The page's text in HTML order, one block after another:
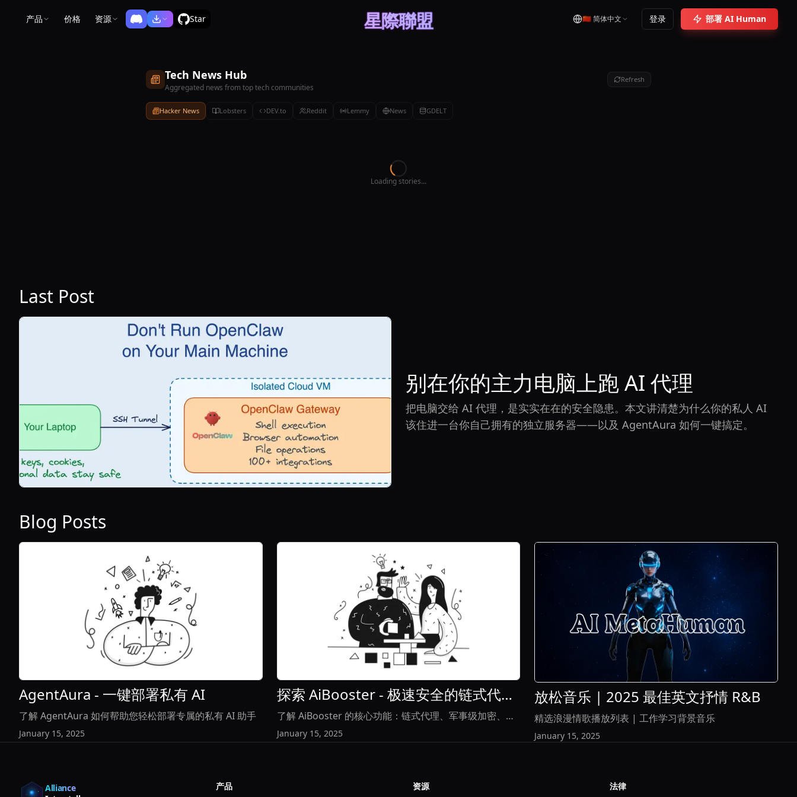
产品 价格 资源 Star 星際聯盟 🇨🇳简体中文 登录 部署 AI Human
Tech News Hub
Aggregated news from top tech communities
Refresh
Hacker News Lobsters DEV.to Reddit Lemmy News GDELT
Loading stories...
Last Post
别在你的主力电脑上跑 AI 代理
把电脑交给 AI 代理，是实实在在的安全隐患。本文讲清楚为什么你的私人 AI
该住进一台你自己拥有的独立服务器——以及 AgentAura 如何一键搞定。
View Article
Blog Posts
AgentAura - 一键部署私有 AI
了解 AgentAura 如何帮助您轻松部署专属的私有 AI 助手
January 15, 2025
探索 AiBooster - 极速安全的链式代理
VPN
了解 AiBooster 的核心功能：链式代理、军事级加密、零
日志政策
January 15, 2025
放松音乐 | 2025 最佳英文抒情 R&B
精选浪漫情歌播放列表 | 工作学习背景音乐
January 15, 2025
View Article
Alliance
产品 资源 法律